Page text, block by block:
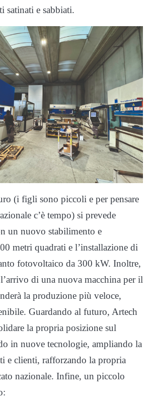
satinati e sabbiati.
(i figli sono piccoli e per pensare
c’è tempo) si prevede
un nuovo stabilimento e
metri quadrati e l’installazione di
fotovoltaico da 300 kW. Inoltre,
di una nuova macchina per il
la produzione più veloce,
Guardando al futuro, Artech
la propria posizione sul
in nuove tecnologie, ampliando la
e clienti, rafforzando la propria
nazionale. Infine, un piccolo